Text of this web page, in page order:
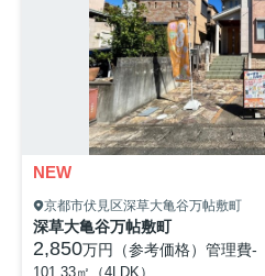
NEW
京都市伏見区深草大亀谷万帖敷町
深草大亀谷万帖敷町
2,850万円（参考価格） 管理費-
101.33㎡（4LDK）